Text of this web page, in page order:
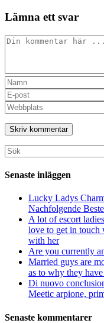
Lämna ett svar
Kommentar
Ange
ditt
namn
eller
användarnamn
för
att
kommentera
Ange
din
e-
postadress
för
att
kommentera
Ange
URL
till
din
webbplats
(valfritt)
Sök
efter:
Senaste inläggen
Lucky Ladys
Nachfolgende
A lot of escort
love to get in touch
with her
Are you currently
Married guys are
as to why they
Di nuovo
Meetic arpione,
Senaste kommentarer